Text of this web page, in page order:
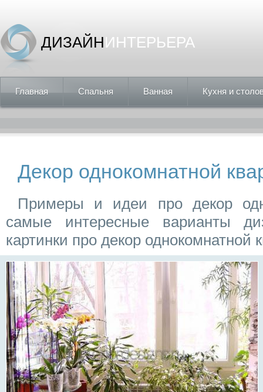
ДИЗАЙНИНТЕРЬЕРА
Главная Спальня Ванная Кухня и
Декор однокомнатной
Примеры и идеи про декор
самые интересные варианты
картинки про декор однокомнатной